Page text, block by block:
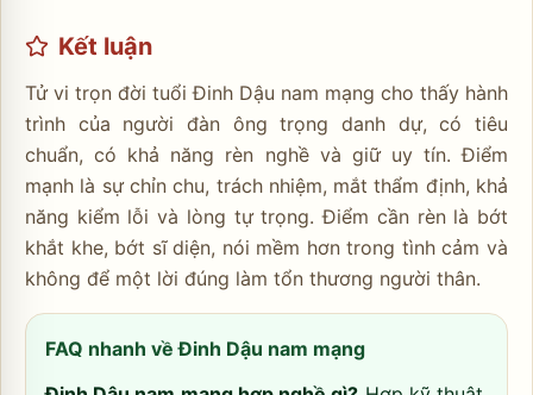
Kết luận
Tử vi trọn đời tuổi Đinh Dậu nam mạng cho thấy hành
trình của người đàn ông trọng danh dự, có tiêu
chuẩn, có khả năng rèn nghề và giữ uy tín. Điểm
mạnh là sự chỉn chu, trách nhiệm, mắt thẩm định, khả
năng kiểm lỗi và lòng tự trọng. Điểm cần rèn là bớt
khắt khe, bớt sĩ diện, nói mềm hơn trong tình cảm và
không để một lời đúng làm tổn thương người thân.
FAQ nhanh về Đinh Dậu nam mạng